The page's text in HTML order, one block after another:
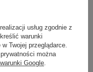
usług zgodnie z
warunki
Twojej przeglądarce.
można
Google